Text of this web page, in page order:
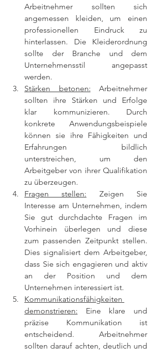
Arbeitnehmer sollten sich
angemessen kleiden, um einen
professionellen Eindruck zu
hinterlassen. Die Kleiderordnung
sollte der Branche und dem
Unternehmensstil angepasst
werden.
Stärken betonen: Arbeitnehmer
sollten ihre Stärken und Erfolge
klar kommunizieren. Durch
konkrete Anwendungsbeispiele
können sie ihre Fähigkeiten und
Erfahrungen bildlich
unterstreichen, um den
Arbeitgeber von ihrer Qualifikation
zu überzeugen.
Fragen stellen: Zeigen Sie
Interesse am Unternehmen, indem
Sie gut durchdachte Fragen im
Vorhinein überlegen und diese
zum passenden Zeitpunkt stellen.
Dies signalisiert dem Arbeitgeber,
dass Sie sich engagieren und aktiv
an der Position und dem
Unternehmen interessiert ist.
Kommunikationsfähigkeiten
demonstrieren: Eine klare und
präzise Kommunikation ist
entscheidend. Arbeitnehmer
sollten darauf achten, deutlich und